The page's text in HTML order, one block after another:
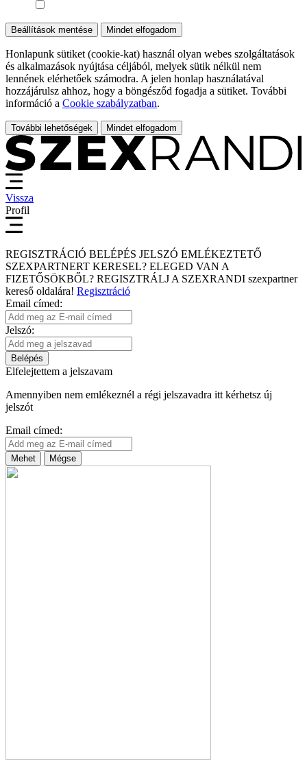
Beállítások mentése Mindet elfogadom
Honlapunk sütiket (cookie-kat) használ olyan webes szolgáltatások
és alkalmazások nyújtása céljából, melyek sütik nélkül nem
lennének elérhetőek számodra. A jelen honlap használatával
hozzájárulsz ahhoz, hogy a böngésződ fogadja a sütiket. További
információ a Cookie szabályzatban.
További lehetőségek Mindet elfogadom
Vissza
Profil
REGISZTRÁCIÓ BELÉPÉS JELSZÓ EMLÉKEZTETŐ
SZEXPARTNERT KERESEL? ELEGED VAN A
FIZETŐSÖKBŐL? REGISZTRÁLJ A SZEXRANDI szexpartner
kereső oldalára! Regisztráció
Email címed:
Jelszó:
Belépés
Elfelejtettem a jelszavam
Amennyiben nem emlékeznél a régi jelszavadra itt kérhetsz új
jelszót
Email címed:
Mehet Mégse